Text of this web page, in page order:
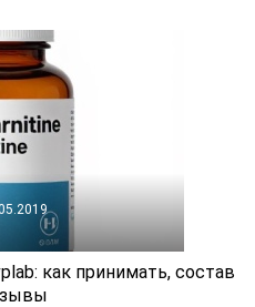
как принимать, состав